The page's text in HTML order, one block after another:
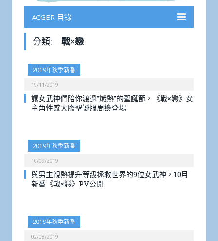
ACGER 目錄
分類: 戰×戀
2019年秋季新番
19/11/2019
讓女武神們陪你渡過”熾熱”的聖誕節，《戰×戀》女
主角性感大膽聖誕服周邊登場
2019年秋季新番
10/09/2019
與男主親熱提升等級拯救世界的9位女武神，10月
新番《戰×戀》PV公開
2019年秋季新番
02/08/2019